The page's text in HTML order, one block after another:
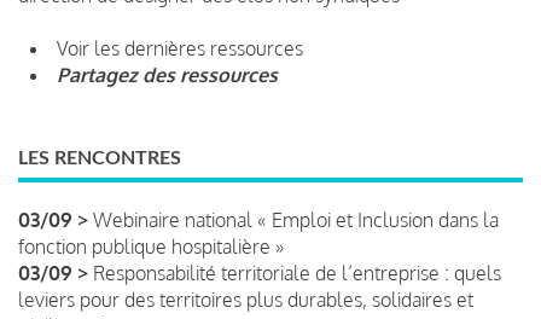
Voir les dernières ressources
Partagez des ressources
LES RENCONTRES
03/09 > Webinaire national « Emploi et Inclusion dans la
fonction publique hospitalière »
03/09 > Responsabilité territoriale de l’entreprise : quels
leviers pour des territoires plus durables, solidaires et